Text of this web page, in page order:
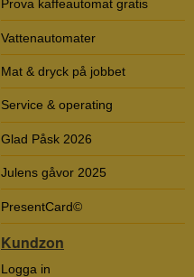
Prova kaffeautomat gratis
Vattenautomater
Mat & dryck på jobbet
Service & operating
Glad Påsk 2026
Julens gåvor 2025
PresentCard©
Kundzon
Logga in